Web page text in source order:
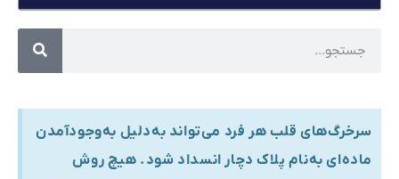
سرخرگ‌های قلب هر فرد می‌تواند به‌دلیل به‌وجود‌آمدن
ماده‌ای به‌نام پلاک دچار انسداد شود. هیچ روش